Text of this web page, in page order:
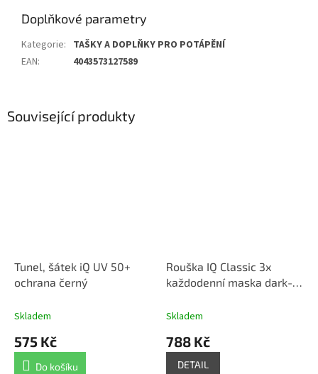
Související produkty
Tunel, šátek iQ UV 50+
ochrana černý
Skladem
575 Kč
Do košíku
Rouška IQ Classic 3x
každodenní maska dark-
Skladem
788 Kč
DETAIL
Doplňkové parametry
Kategorie: TAŠKY A DOPLŇKY PRO POTÁPĚNÍ
EAN: 4043573127589